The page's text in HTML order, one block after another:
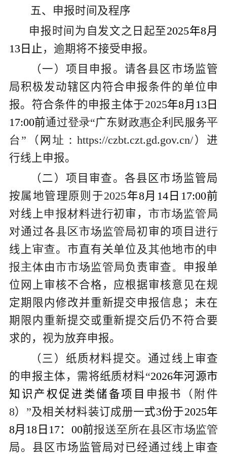
五、申报时间及程序
申报时间为自发文之日起至2025年8月
13 日止 ，逾期将不接受申报。
（ 一 ） 项目申报。请各县区市场监管
局积极发动辖区内符合申报条件的单位申
报。符合条件的申报主体于2025年8月 13 日
17:00前通过登录“广东财政惠企利民服务平
台” （ 网址：https://czbt.czt.gd.gov.cn/ ）进
行线上申报。
（二）项目审查。各县区市场监管局
按属地管理原则 于2025年8月 14日 17:00前
对线上 申报材料进行初审，市市场监管局
对通过各县区市场监管局初审的项目进行
线上审查。 市直有关单位 及其他地市的申
报主体由市市场监管局负责审查。 申报单
位网上审核不合格，应根据审核意见在规
定期限内修改并重新提交申报信息；未在
期限内重新提交或重新提交后仍不符合要
求的，视为放弃申报。
（ 三 ） 纸质材料提交。 通过 线上审查
的申报主体 ，需将纸质材料“2026年河源市
知识产权促进类储备项目 申报书
（附件
8） ”及相关材料装订成册一式3份于2025年
8月 18 日 17： 00前报送至所在县区市场监管
局。 县区市场监管局对已经通过线上审查